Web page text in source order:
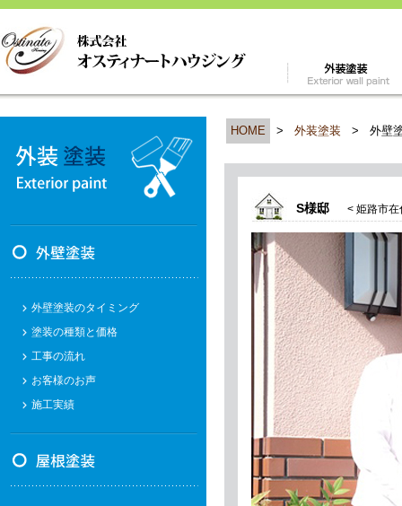
外壁塗装のタイミング
塗装の種類と価格
工事の流れ
お客様のお声
施工実績
HOME > 外装塗装 > 外壁
S様邸 < 姫路市在